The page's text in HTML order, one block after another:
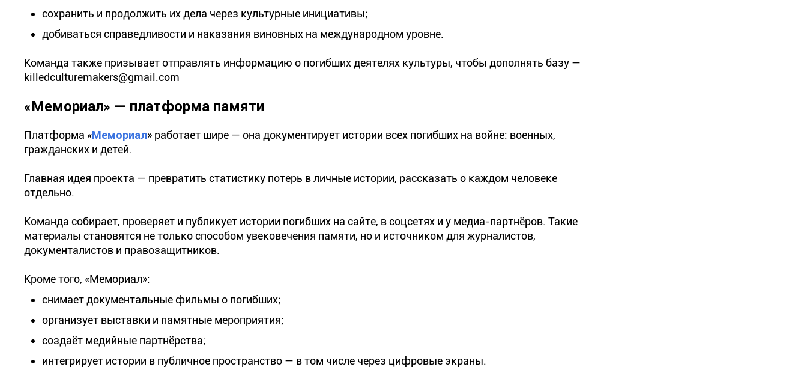
сохранить и продолжить их дела через культурные инициативы;
добиваться справедливости и наказания виновных на международном уровне.
Команда также призывает отправлять информацию о погибших деятелях культуры, чтобы дополнять базу —
killedculturemakers@gmail.com
«Мемориал» — платформа памяти
Платформа «Мемориал» работает шире — она документирует истории всех погибших на войне: военных,
гражданских и детей.
Главная идея проекта — превратить статистику потерь в личные истории, рассказать о каждом человеке
отдельно.
Команда собирает, проверяет и публикует истории погибших на сайте, в соцсетях и у медиа-партнёров. Такие
материалы становятся не только способом увековечения памяти, но и источником для журналистов,
документалистов и правозащитников.
Кроме того, «Мемориал»:
снимает документальные фильмы о погибших;
организует выставки и памятные мероприятия;
создаёт медийные партнёрства;
интегрирует истории в публичное пространство — в том числе через цифровые экраны.